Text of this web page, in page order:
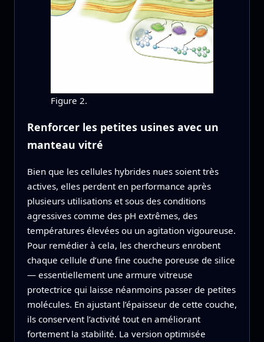
Figure 2.
Renforcer les petites usines avec un
manteau vitré
Bien que les cellules hybrides nues soient très
actives, elles perdent en performance après
plusieurs utilisations et sous des conditions
agressives comme des pH extrêmes, des
températures élevées ou un agitation vigoureuse.
Pour remédier à cela, les chercheurs enrobent
chaque cellule d’une fine couche poreuse de silice
— essentiellement une armure vitreuse
protectrice qui laisse néanmoins passer de petites
molécules. En ajustant l’épaisseur de cette couche,
ils conservent l’activité tout en améliorant
fortement la stabilité. La version optimisée